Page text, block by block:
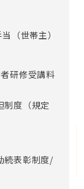
（世帯主）
研修受講料
制度（規定
続表彰制度/